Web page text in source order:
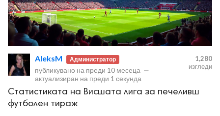
AleksM Администратор
публикувано на преди 10 месеца —
актуализиран на преди 1 секунда
1,280
изгледи
Статистиката на Висшата лига за печеливш
футболен тираж